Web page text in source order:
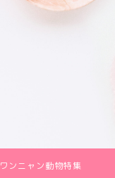
ワンニャン動物特集